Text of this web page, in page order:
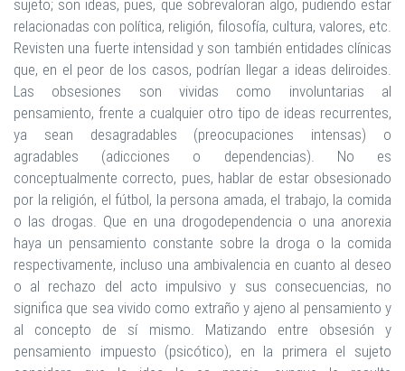
sujeto; son ideas, pues, que sobrevaloran algo, pudiendo estar
relacionadas con política, religión, filosofía, cultura, valores, etc.
Revisten una fuerte intensidad y son también entidades clínicas
que, en el peor de los casos, podrían llegar a ideas deliroides.
Las obsesiones son vividas como involuntarias al
pensamiento, frente a cualquier otro tipo de ideas recurrentes,
ya sean desagradables (preocupaciones intensas) o
agradables (adicciones o dependencias). No es
conceptualmente correcto, pues, hablar de estar obsesionado
por la religión, el fútbol, la persona amada, el trabajo, la comida
o las drogas. Que en una drogodependencia o una anorexia
haya un pensamiento constante sobre la droga o la comida
respectivamente, incluso una ambivalencia en cuanto al deseo
o al rechazo del acto impulsivo y sus consecuencias, no
significa que sea vivido como extraño y ajeno al pensamiento y
al concepto de sí mismo. Matizando entre obsesión y
pensamiento impuesto (psicótico), en la primera el sujeto